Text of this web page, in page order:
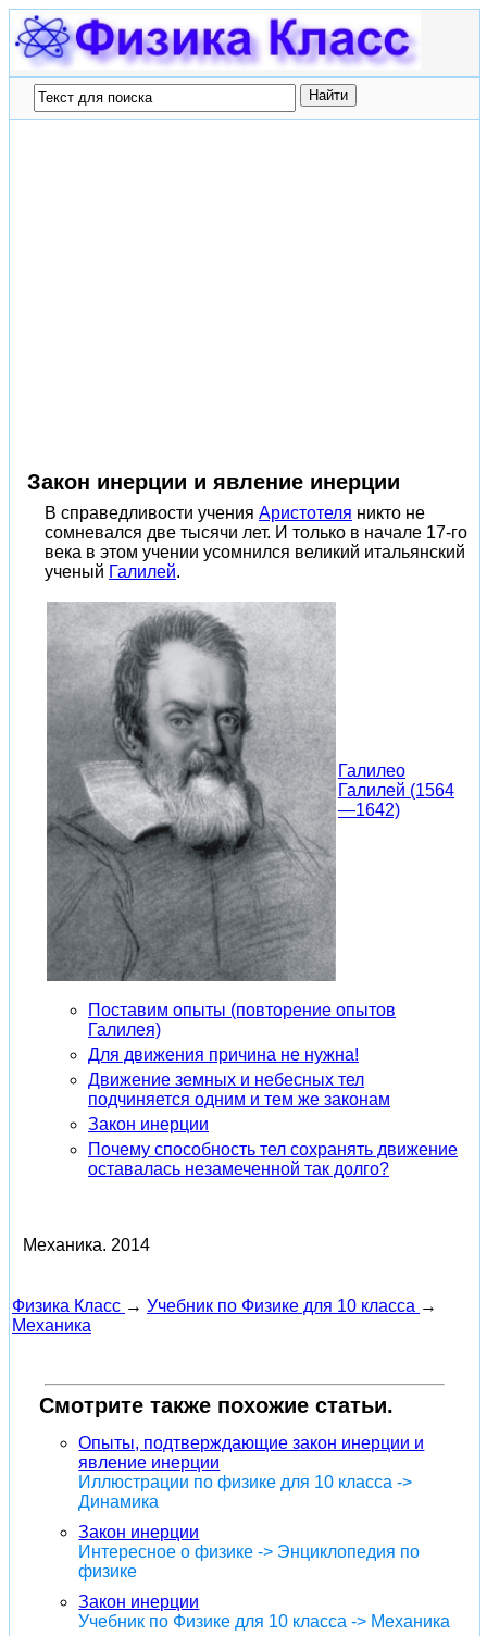
Закон инерции и явление инерции
В справедливости учения Аристотеля никто не
сомневался две тысячи лет. И только в начале 17-го
века в этом учении усомнился великий итальянский
ученый Галилей.
Галилео
Галилей (1564
—1642)
Поставим опыты (повторение опытов
Галилея)
Для движения причина не нужна!
Движение земных и небесных тел
подчиняется одним и тем же законам
Закон инерции
Почему способность тел сохранять движение
оставалась незамеченной так долго?
Механика. 2014
Физика Класс → Учебник по Физике для 10 класса →
Механика
Смотрите также похожие статьи.
Опыты, подтверждающие закон инерции и
явление инерции
Иллюстрации по физике для 10 класса ->
Динамика
Закон инерции
Интересное о физике -> Энциклопедия по
физике
Закон инерции
Учебник по Физике для 10 класса -> Механика